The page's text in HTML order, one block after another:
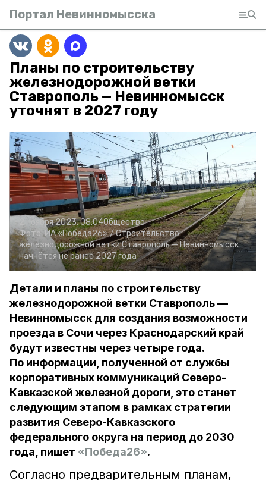
Портал Невинномысска
Планы по строительству
железнодорожной ветки
Ставрополь — Невинномысск
уточнят в 2027 году
2 ноября 2023, 08:04Общество
Фото:ИА «Победа26» /Строительство
железнодорожной ветки Ставрополь — Невинномысск
начнётся не ранее 2027 года
Детали и планы по строительству
железнодорожной ветки Ставрополь —
Невинномысск для создания возможности
проезда в Сочи через Краснодарский край
будут известны через четыре года.
По информации, полученной от службы
корпоративных коммуникаций Северо-
Кавказской железной дороги, это станет
следующим этапом в рамках стратегии
развития Северо-Кавказского
федерального округа на период до 2030
года, пишет «Победа26».
Согласно предварительным планам,